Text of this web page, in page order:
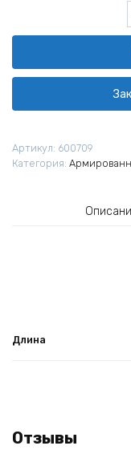
Артикул: 600709
Категория:
Длина
Отзывы